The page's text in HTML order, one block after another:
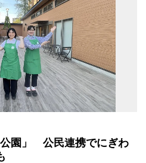
園」 公民連携でにぎわ